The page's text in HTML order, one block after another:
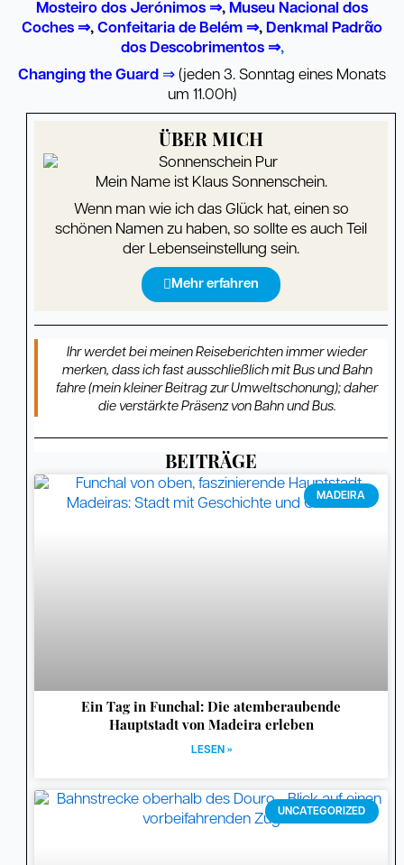
Mosteiro dos Jerónimos ⇒, Museu Nacional dos
Coches ⇒, Confeitaria de Bel ém ⇒, Denkmal Padrᾶo
dos Descobrimentos ⇒,
Changing the Guard ⇒ (jeden 3. Sonntag eines Monats
um 11.00h)
ÜBER MICH
Mein Name ist Klaus Sonnenschein.
Wenn man wie ich das Glück hat, einen so
schönen Namen zu haben, so sollte es auch Teil
der Lebenseinstellung sein.
Mehr erfahren
Ihr werdet bei meinen Reiseberichten immer wieder
merken, dass ich fast ausschließlich mit Bus und Bahn
fahre (mein kleiner Beitrag zur Umweltschonung); daher
die verstärkte Präsenz von Bahn und Bus.
BEITRÄGE
MADEIRA
Ein Tag in Funchal: Die atemberaubende
Hauptstadt von Madeira erleben
LESEN »
UNCATEGORIZED
SeiteSeiteSeiteSeiteSeiteSeiteSeiteSeiteSeiteSeiteSeiteSeiteSeiteSeiteSeite
SeiteSeiteSeiteSeite